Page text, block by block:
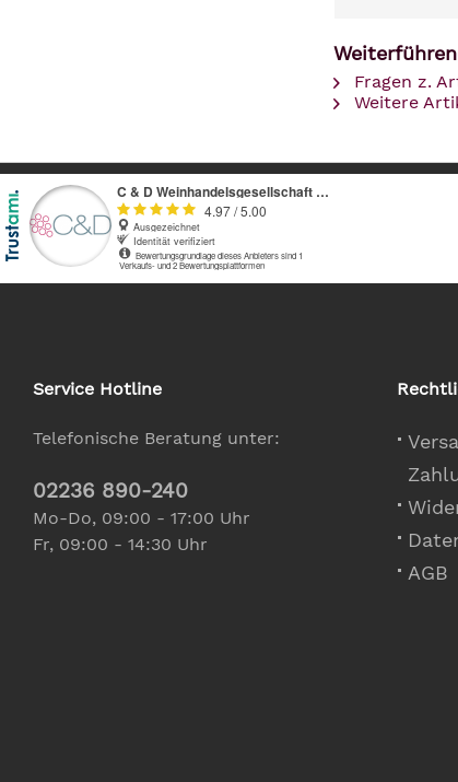
Fragen z.
Weitere
Service Hotline
Telefonische Beratung unter:
02236 890-240
Mo-Do, 09:00 - 17:00 Uhr
Fr, 09:00 - 14:30 Uhr
AGB